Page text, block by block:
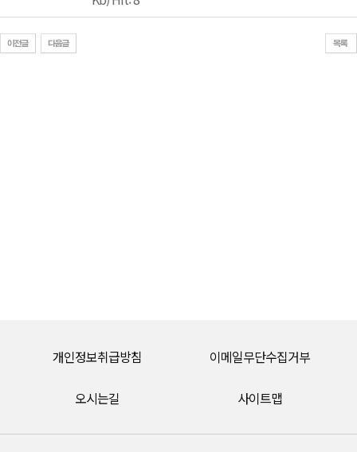
개인정보취급방침 이메일무단수집거부
오시는길 사이트맵